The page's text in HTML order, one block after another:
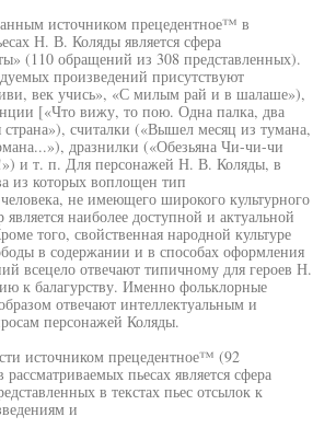
источником прецедентное™ в
Н. В. Коляды является сфера
(110 обращений из 308 представленных).
произведений присутствуют
век учись», «С милым рай и в шалаше»),
[«Что вижу, то пою. Одна палка, два
страна»), считалки («Вышел месяц из тумана,
дразнилки («Обезьяна Чи-чи-чи
и т. п. Для персонажей Н. В. Коляды, в
из которых воплощен тип
не имеющего широкого культурного
является наиболее доступной и актуальной
того, свойственная народной культуре
в содержании и в способах оформления
всецело отвечают типичному для героев Н.
к балагурству. Именно фольклорные
отвечают интеллектуальным и
персонажей Коляды.
источником прецедентное™ (92
пьесах является сфера
в текстах пьес отсылок к
и